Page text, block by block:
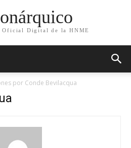
Oficial Digital de la HNME
por Conde Bevilacqua